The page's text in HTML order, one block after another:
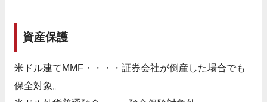
資産保護
米ドル建てMMF・・・・証券会社が倒産した場合でも
保全対象。